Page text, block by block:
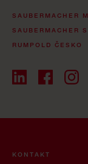
SAUBERMACHER
SAUBERMACHER
RUMPOLD ČESKO
KONTAKT